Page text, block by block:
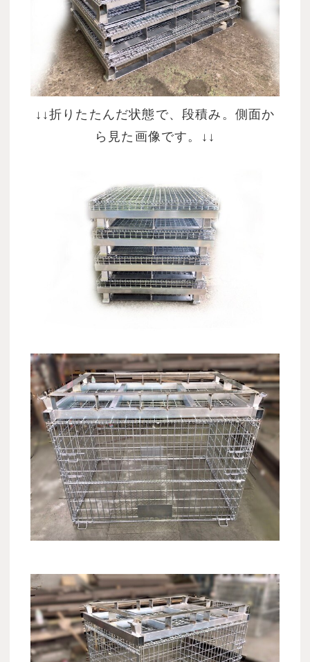
↓↓折りたたんだ状態で、段積み。側面か
ら見た画像です。↓↓